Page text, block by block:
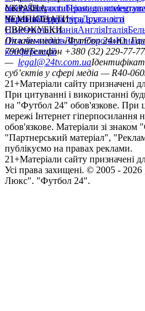
сайтуКонтактиПравила
політикаСтруктура власності
facebookxyoutubeinstagramtelegram
УКРАЇНА
УкраїнаПерша лігаДруга ліга
ЧЕМПІОНАТИ
НімеччинаІспаніяАнгліяІталія
ЄВРОКУБКИ
Ліга чемпіонівЛіга Європи
конференцій
Онлайн-медіа «Футбол 24»пл.
79008Телефон +380 (32) 229-77-77
— legal@24tv.com.ua
суб’єктів у сфері медіа — R40-
21+Матеріали сайту призначені
При цитуванні і використанні
на "Футбол 24" обов'язкове. При
мережі Інтернет гіперпосилання
обов'язкове. Матеріали зі знаком
"Партнерський матеріал",
публікуємо на правах реклами.
21+Матеріали сайту призначені
Усi права захищенi. © 2005 - 2026
Люкс". "Футбол 24".